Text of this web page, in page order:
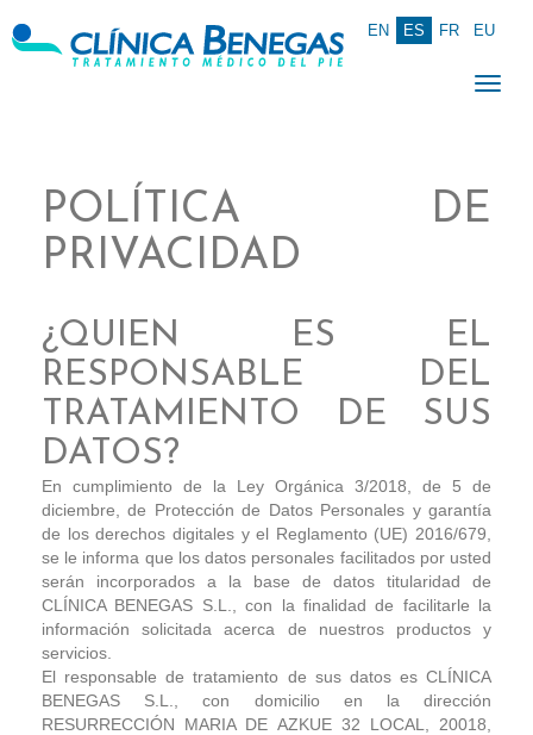
EN ES FR EU
POLÍTICA DE
PRIVACIDAD
¿QUIEN ES EL
RESPONSABLE DEL
TRATAMIENTO DE SUS
DATOS?
En cumplimiento de la Ley Orgánica 3/2018, de 5 de
diciembre, de Protección de Datos Personales y garantía
de los derechos digitales y el Reglamento (UE) 2016/679,
se le informa que los datos personales facilitados por usted
serán incorporados a la base de datos titularidad de
CLÍNICA BENEGAS S.L., con la finalidad de facilitarle la
información solicitada acerca de nuestros productos y
servicios.
El responsable de tratamiento de sus datos es CLÍNICA
BENEGAS S.L., con domicilio en la dirección
RESURRECCIÓN MARIA DE AZKUE 32 LOCAL, 20018,